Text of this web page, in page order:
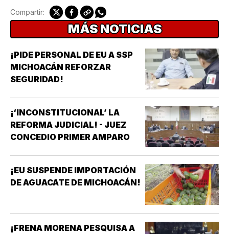
Compartir:
MÁS NOTICIAS
¡PIDE PERSONAL DE EU A SSP
MICHOACÁN REFORZAR
SEGURIDAD!
¡‘INCONSTITUCIONAL’ LA
REFORMA JUDICIAL! - JUEZ
CONCEDIO PRIMER AMPARO
¡EU SUSPENDE IMPORTACIÓN
DE AGUACATE DE MICHOACÁN!
¡FRENA MORENA PESQUISA A